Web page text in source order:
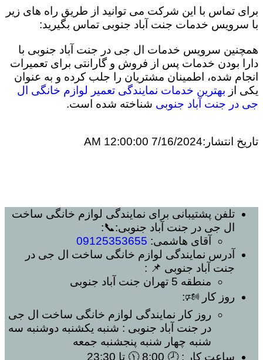
برای تماس با این شرکت می توانید از طریق راه های زیر
با سرویس خدمات جنت آباد جنوبی تماس بگیرید:
همچنین سرویس خدمات ال جی در جنت آباد جنوبی با
دارا بودن خدمات پس از فروش و گارانتی برای تعمیرات
انجام شده، اطمینان مشتریان را جلب کرده و به عنوان
یکی از بهترین خدمات نمایندگی تعمیر لوازم خانگی ال
جی در جنت آباد جنوبی شناخته شده است.
تاریخ انتشار:7/16/2024 12:00:00 AM
تلفن پشتیبانی برای نمایندگی لوازم خانگی ساخت
ال جی در جنت آباد جنوبی:📞:
آقای هاشمی: 09125353655
آدرس نمایندگی لوازم خانگی ساخت ال جی در
جنت آباد جنوبی 📌 :
منطقه 5 تهران
جنت آباد جنوبی
روز کار 🕬:
روز کار نمایندگی لوازم خانگی ساخت ال جی
در جنت آباد جنوبی : شنبه یکشنبه دوشنبه سه
شنبه چهار شنبه پنجشنبه جمعه
ساعت کار : 🕗 8:00 🕦 تا 23:30